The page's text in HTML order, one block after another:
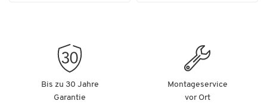
Bis zu 30 Jahre
Garantie
Montageservice
vor Ort